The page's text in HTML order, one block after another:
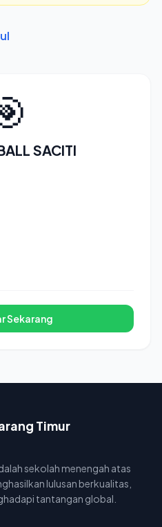
SACITI
Sekarang
Timur
sekolah menengah atas
lulusan berkualitas,
tantangan global.